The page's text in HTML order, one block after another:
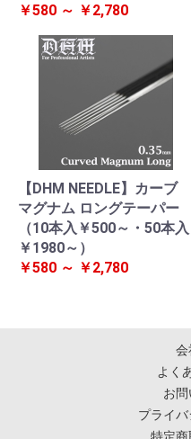
￥580 ～ ￥2,780
【DHM NEEDLE】カーブ
マグナム ロングテーパー
（10本入￥500～・50本入
￥1980～）
￥580 ～ ￥2,780
会
よく
お
プライ
特定商